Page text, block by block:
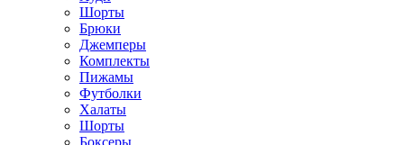
Шорты
Брюки
Джемперы
Комплекты
Пижамы
Футболки
Халаты
Шорты
Боксеры